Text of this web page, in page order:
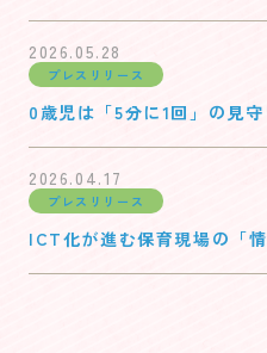
りを可能に。家庭料理テイ
入を2園に拡大
2026.05.28
プレスリリース
0歳児は「5分に1回」の見
を伴う午睡時間に安全と安
（※）に午睡センサーを導
に加え、保育従事者の心理
2026.04.17
プレスリリース
ICT化が進む保育現場の「
88園・約1,600名の職員を